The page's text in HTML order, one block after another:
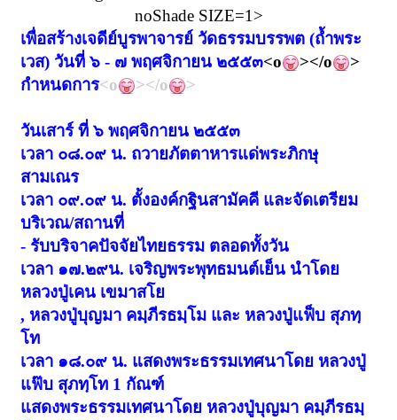
noShade SIZE=1>
เพื่อสร้างเจดีย์บูรพาจารย์ วัดธรรมบรรพต (ถ้ำพระ
เวส) วันที่ ๖ - ๗ พฤศจิกายน ๒๕๕๓<o ></o
>
กำหนดการ<o ></o >
วันเสาร์ ที่ ๖ พฤศจิกายน ๒๕๕๓
เวลา ๐๘.๐๙ น. ถวายภัตตาหารแด่พระภิกษุ
สามเณร
เวลา ๐๙.๐๙ น. ตั้งองค์กฐินสามัคคี และจัดเตรียม
บริเวณ/สถานที่
- รับบริจาคปัจจัยไทยธรรม ตลอดทั้งวัน
เวลา ๑๗.๒๙น. เจริญพระพุทธมนต์เย็น นำโดย
หลวงปู่เคน เขมาสโย
, หลวงปู่บุญมา คมฺภีรธมฺโม และ หลวงปู่แฟ็บ สุภทฺ
โท
เวลา ๑๘.๐๙ น. แสดงพระธรรมเทศนาโดย หลวงปู่
แฟ๊บ สุภทฺโท 1 กัณฑ์
แสดงพระธรรมเทศนาโดย หลวงปู่บุญมา คมฺภีรธมฺ